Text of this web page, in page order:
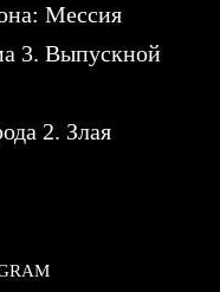
Мессия
3. Выпускной
2. Злая